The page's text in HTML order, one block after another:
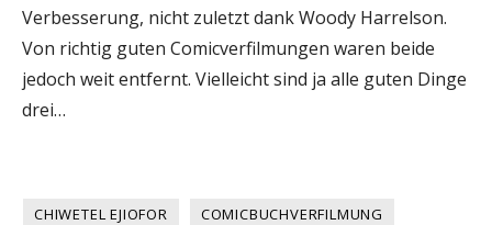
Verbesserung, nicht zuletzt dank Woody Harrelson.
Von richtig guten Comicverfilmungen waren beide
jedoch weit entfernt. Vielleicht sind ja alle guten Dinge
drei…
CHIWETEL EJIOFOR COMICBUCHVERFILMUNG